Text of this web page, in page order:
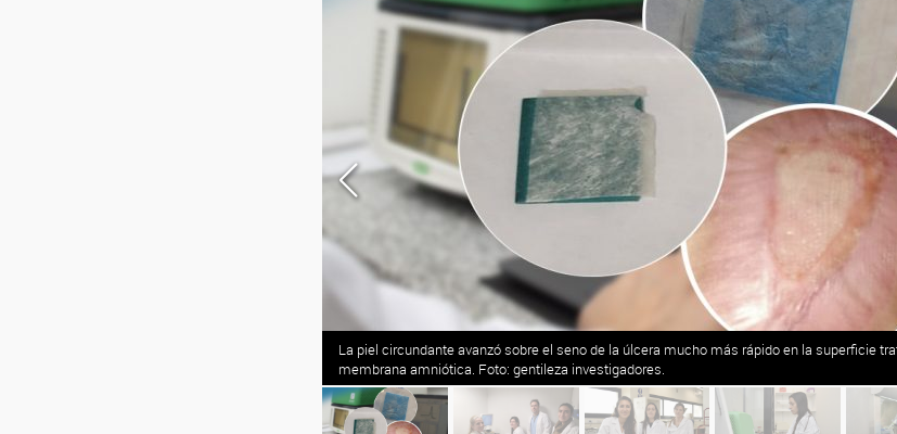
La piel circundante avanzó sobre el seno de la úlcera mucho más rápido en la superficie
membrana amniótica. Foto: gentileza investigadores.